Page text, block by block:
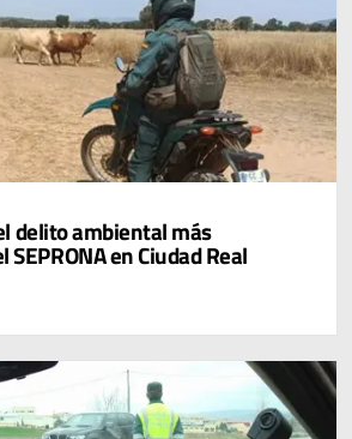
delito ambiental más
en Ciudad Real